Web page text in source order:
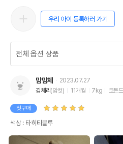
우리 아이 등록하러 가기
맘맘체
2023.07.27
김체리 (암컷) 11개월 7kg 코튼
첫구매
색상 : 타히티블루